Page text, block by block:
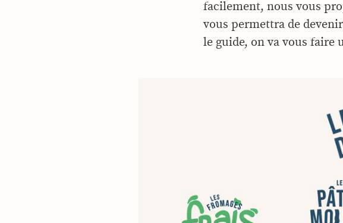
facilement, nous vous
vous permettra de
le guide, on va vous faire